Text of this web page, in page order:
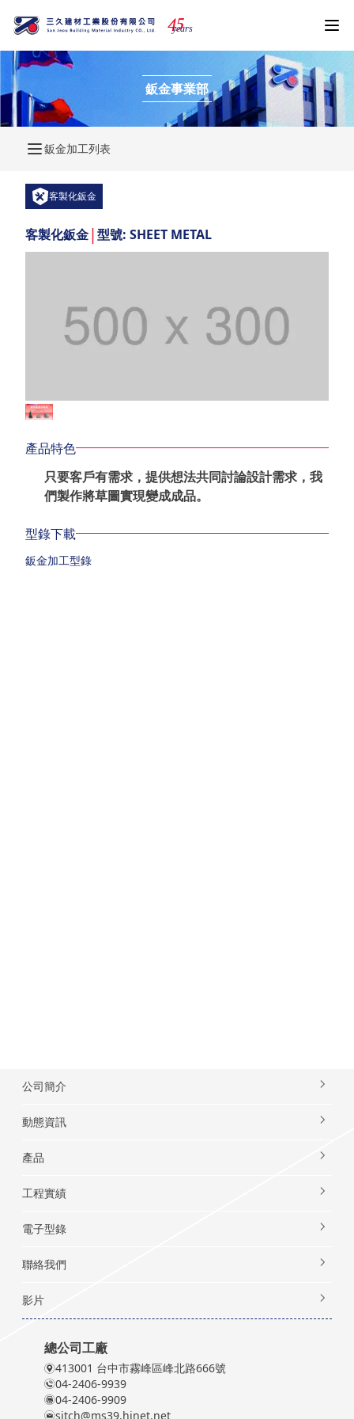
45
years
鈑金事業部
鈑金加工列表
客製化鈑金
客製化鈑金|型號: SHEET METAL
產品特色
只要客戶有需求，提供想法共同討論設計需求，我
們製作將草圖實現變成成品。
型錄下載
鈑金加工型錄
公司簡介
動態資訊
產品
工程實績
電子型錄
聯絡我們
影片
總公司工廠
413001 台中市霧峰區峰北路666號
04-2406-9939
04-2406-9909
sjtch@ms39.hinet.net